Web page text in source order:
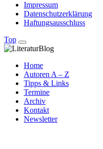
Impressum
Datenschutzerklärung
Haftungsausschluss
Top
Home
Autoren A – Z
Tipps & Links
Termine
Archiv
Kontakt
Newsletter